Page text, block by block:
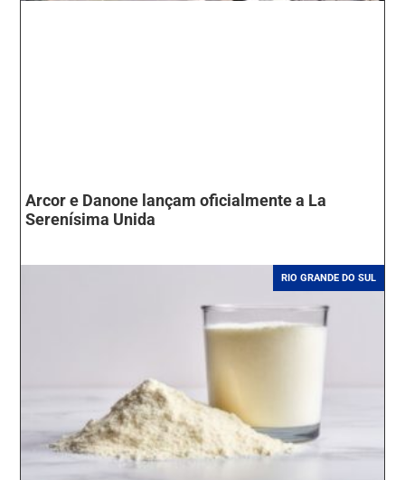
Arcor e Danone lançam oficialmente a La
Serenísima Unida
RIO GRANDE DO SUL